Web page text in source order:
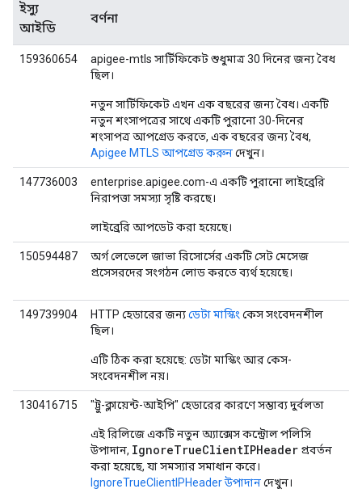
ইস্যু
আইডি
বর্ণনা
159360654
apigee-mtls সার্টিফিকেট শুধুমাত্র 30 দিনের জন্য বৈধ
ছিল।
নতুন সার্টিফিকেট এখন এক বছরের জন্য বৈধ। একটি
নতুন শংসাপত্রের সাথে একটি পুরানো 30-দিনের
শংসাপত্র আপগ্রেড করতে, এক বছরের জন্য বৈধ,
Apigee MTLS আপগ্রেড করুনদেখুন।
147736003
enterprise.apigee.com-এ একটি পুরানো লাইব্রেরি
নিরাপত্তা সমস্যা সৃষ্টি করছে।
লাইব্রেরি আপডেট করা হয়েছে।
150594487
অর্গ লেভেলে জাভা রিসোর্সের একটি সেট মেসেজ
প্রসেসরদের সংগঠন লোড করতে ব্যর্থ হয়েছে।
149739904 HTTP হেডারের জন্যডেটা মাস্কিং কেস সংবেদনশীল
ছিল।
এটি ঠিক করা হয়েছে: ডেটা মাস্কিং আর কেস-
সংবেদনশীল নয়।
130416715 "ট্রু-ক্লায়েন্ট-আইপি" হেডারের কারণে সম্ভাব্য দুর্বলতা
এই রিলিজে একটি নতুন অ্যাক্সেস কন্ট্রোল পলিসি
উপাদান, IgnoreTrueClientIPHeader প্রবর্তন
করা হয়েছে, যা সমস্যার সমাধান করে।
IgnoreTrueClientIPHeader উপাদানদেখুন।